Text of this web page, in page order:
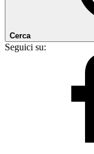
Cerca
Seguici su: